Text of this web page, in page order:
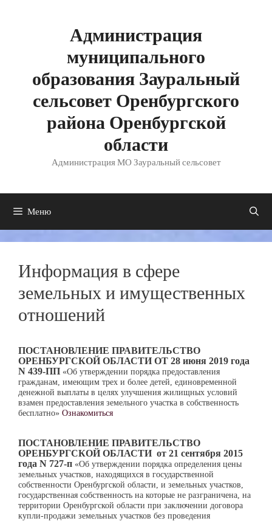
Администрация
муниципального
образования Зауральный
сельсовет Оренбургского
района Оренбургской
области
Администрация МО Зауральный сельсовет
Меню
Информация в сфере
земельных и имущественных
отношений
ПОСТАНОВЛЕНИЕ ПРАВИТЕЛЬСТВО
ОРЕНБУРГСКОЙ ОБЛАСТИ ОТ 28 июня 2019 года
N 439-ПП «Об утверждении порядка предоставления
гражданам, имеющим трех и более детей, единовременной
денежной выплаты в целях улучшения жилищных условий
взамен предоставления земельного участка в собственность
бесплатно» Ознакомиться
ПОСТАНОВЛЕНИЕ ПРАВИТЕЛЬСТВО
ОРЕНБУРГСКОЙ ОБЛАСТИ от 21 сентября 2015
года N 727-п «Об утверждении порядка определения цены
земельных участков, находящихся в государственной
собственности Оренбургской области, и земельных участков,
государственная собственность на которые не разграничена, на
территории Оренбургской области при заключении договора
купли-продажи земельных участков без проведения